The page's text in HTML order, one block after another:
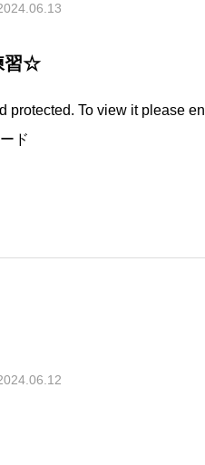
習☆
protected. To view it please
ド